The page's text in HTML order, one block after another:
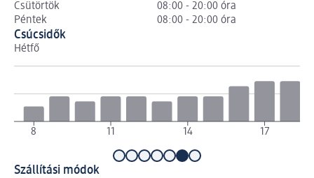
Csütörtök
08:00 - 20:00 óra
Péntek
08:00 - 20:00 óra
Csúcsidők
Hétfő
8 11 14 17
Szállítási módok